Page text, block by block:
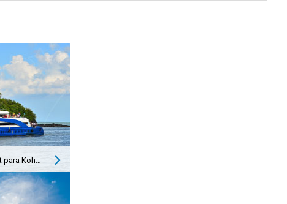
Como ir do Aeroporto de Phuket para Koh Lanta e vice-versa